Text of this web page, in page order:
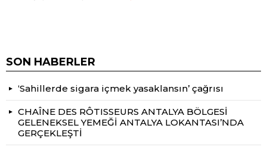
SON HABERLER
‘Sahillerde sigara içmek yasaklansın’ çağrısı
CHAÎNE DES RÔTISSEURS ANTALYA BÖLGESİ
GELENEKSEL YEMEĞİ ANTALYA LOKANTASI’NDA
GERÇEKLEŞTİ